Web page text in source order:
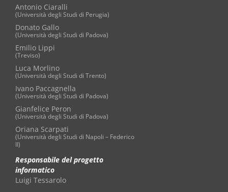
Antonio Ciaralli
(Università degli Studi di Perugia)
Donato Gallo
(Università degli Studi di Padova)
Emilio Lippi
(Treviso)
Luca Morlino
(Università degli Studi di Trento)
Ivano Paccagnella
(Università degli Studi di Padova)
Gianfelice Peron
(Università degli Studi di Padova)
Oriana Scarpati
(Università degli Studi di Napoli – Federico
II)
Responsabile del progetto
informatico
Luigi Tessarolo